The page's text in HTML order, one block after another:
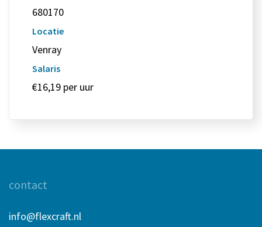
680170
Locatie
Venray
Salaris
€16,19 per uur
contact
info@flexcraft.nl